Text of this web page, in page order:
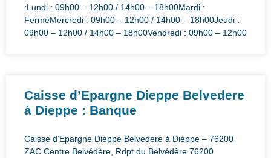
:Lundi : 09h00 – 12h00 / 14h00 – 18h00Mardi :
FerméMercredi : 09h00 – 12h00 / 14h00 – 18h00Jeudi :
09h00 – 12h00 / 14h00 – 18h00Vendredi : 09h00 – 12h00
Caisse d’Epargne Dieppe Belvedere
à Dieppe : Banque
Caisse d’Epargne Dieppe Belvedere à Dieppe – 76200
ZAC Centre Belvédère, Rdpt du Belvédère 76200